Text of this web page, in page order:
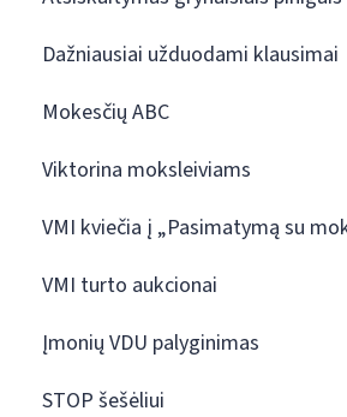
Dažniausiai užduodami klausimai
Mokesčių ABC
Viktorina moksleiviams
VMI kviečia į „Pasimatymą su
VMI turto aukcionai
Įmonių VDU palyginimas
STOP šešėliui